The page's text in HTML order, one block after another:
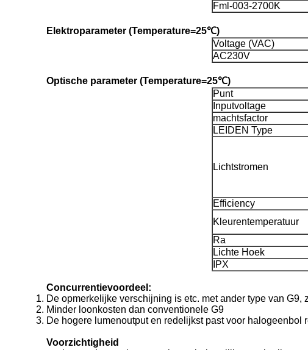
Fml-003-2700K
Elektroparameter (Temperature=25℃)
Voltage (VAC)
AC230V
Optische parameter (Temperature=25℃)
Punt
Inputvoltage
machtsfactor
LEIDEN Type
Lichtstromen
Efficiency
Kleurentemperatuur
Ra
Lichte Hoek
IPX
Concurrentievoordeel:
De opmerkelijke verschijning is etc. met ander type van
Minder loonkosten dan conventionele G9
De hogere lumenoutput en redelijkst past voor halogeenbol
Voorzichtigheid